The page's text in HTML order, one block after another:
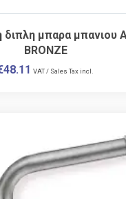
μπαρα μπανιου
BRONZE
48.11 VAT / Sales Tax incl.